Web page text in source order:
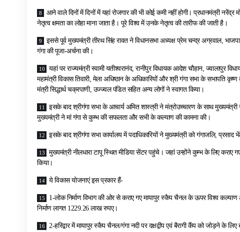
आने वाले दिनों में दिनों में यहां रोजगार की भी कोई कमी नहीं होगी। प्रधानमंत्री
नेतृत्व क्षमता का लोहा माना जाता है। पूरे विश्व में उनके नेतृत्व की तारीफ की जाती है।
इससे पूर्व मुख्यमंत्री तीरथ सिंह रावत ने विधानसभा अध्यक्ष प्रेम चन्द्र अग्रवाल,
गंगा की पूजा-अर्चना की।
यहां पर राज्यमंत्री स्वामी यतीश्वरानंद, रानीपुर विधायक आदेश चौहान, ज्वालापुर
महामंत्री विकास तिवारी, मेला अधिष्ठान के अधिकारियों और श्री गंगा सभा के सभापति कृष्ण
मंत्री सिद्धार्थ चक्रपाणी, उज्ज्वल पंडित सहित अन्य लोगों ने स्वागत किया।
इसके बाद श्रीगंगा सभा के आचार्य अमित शास्त्री ने मंत्रोउच्चारण के साथ
मुख्यमंत्री ने मां गंगा से कुम्भ की सफलता और सभी के कल्याण की कामना की।
इसके बाद श्रीगंगा सभा कार्यालय में पदाधिकारियों ने मुख्यमंत्री को गंगाजलि, प्रसाद
मुख्यमंत्री नीलधारा टापू स्थित मीडिया सेंटर पहुंचे। जहां उन्होंने कुम्भ के लिए कराए
किया।
ये विकास योजनाएं इस प्रकार हैं-
1-लोक निर्माण विभाग की ओर से कराए गए मायापुर स्कैप चैनल के ऊपर विश्व
निर्माण लागत 1229.26 लाख रुपए।
2-हरिद्वार में मायापुर स्कैप चैनल/गंगा नदी पर दक्षद्वीप एवं बैरागी कैंप को जोड़ने के